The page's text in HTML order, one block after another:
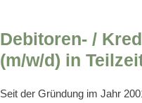
Debitoren- /
(m/w/d) in
Seit der Gründung im Jahr